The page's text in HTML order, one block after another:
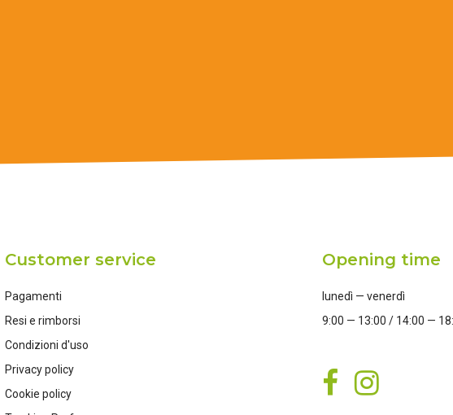
Customer service
Pagamenti
Resi e rimborsi
Condizioni d'uso
Privacy policy
Cookie policy
Opening time
lunedì — venerdì
9:00 — 13:00 / 14:00 —